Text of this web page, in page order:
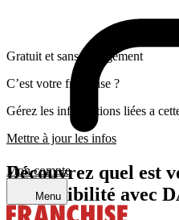
Mon compte
Menu
Gratuit et sans engagement
C’est votre franchise ?
Gérez les informations liées a
Mettre à jour les infos
Découvrez quel est
compatibilité avec